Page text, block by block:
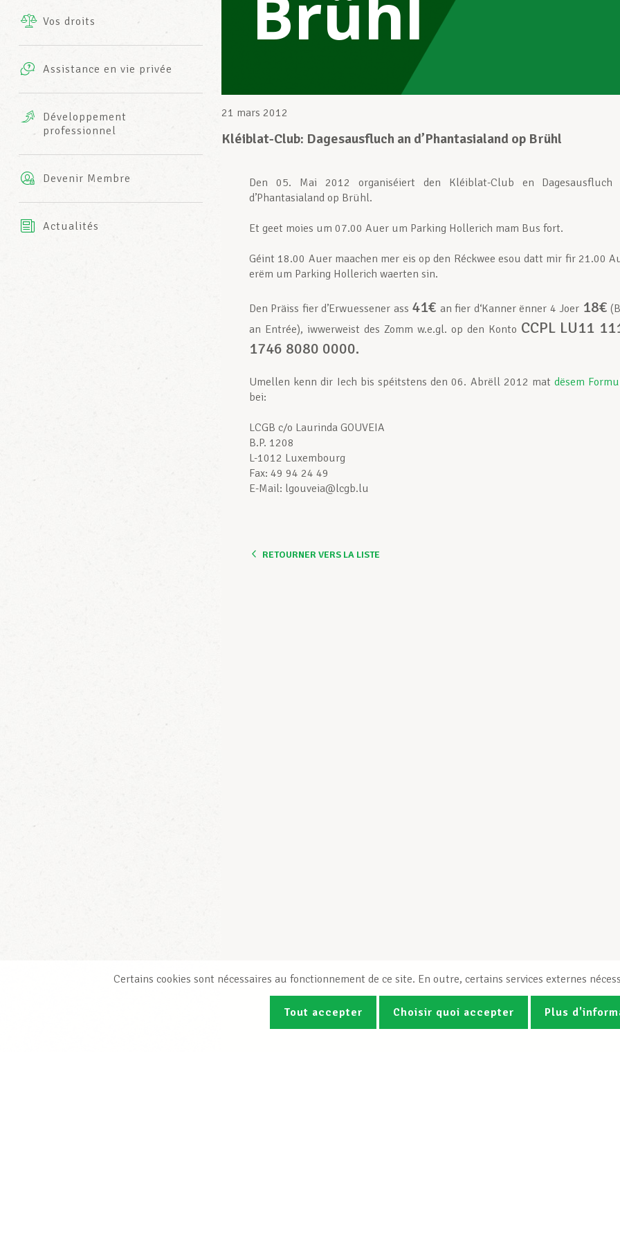
INFO-CENTER
Vos droits
Assistance en vie privée
complémentaires
AXA
Développement
professionnel
Devenir Membre
Actualités
21 mars 2012
Kléiblat-Club: Dagesausfluch an d’Phantasialand op Brühl
Den 05. Mai 2012 organiséiert den Kléiblat-Club en
d’Phantasialand op Brühl.
Et geet moies um 07.00 Auer um Parking Hollerich mam Bus fort.
Géint 18.00 Auer maachen mer eis op den Réckwee esou datt mir fir 21.00
erëm um Parking Hollerich waerten sin.
Den Präiss fier d’Erwuessener ass 41€ an fier d‘Kanner ënner 4 Joer 18€
an Entrée), iwwerweist des Zomm w.e.gl. op den Konto CCPL LU11
1746 8080 0000.
Umellen kenn dir Iech bis spéitstens den 06. Abrëll 2012 matdësem
bei:
LCGB c/o Laurinda GOUVEIA
B.P. 1208
L-1012 Luxembourg
Fax: 49 94 24 49
E-Mail: lgouveia@lcgb.lu
RETOURNER VERS LA LISTE
Certains cookies sont nécessaires au fonctionnement de ce site. En outre, certains services externes
Tout accepter Choisir quoi accepter Plus